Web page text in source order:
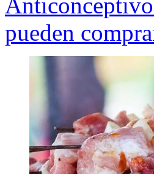
pueden